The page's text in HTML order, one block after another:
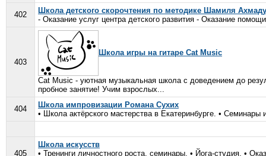
402
Школа детского скорочтения по методике Шамиля
- Оказание услуг центра детского развития - Оказание
403
Школа игры на гитаре Cat Music
Cat Music - уютная музыкальная школа с доведением до
пробное занятие! Учим взрослых...
404
Школа импровизации Романа Сухих
• Школа актёрского мастерства в Екатеринбурге. • Семинары
405
Школа искусств
• Тренинги личностного роста, семинары, • Йога-студия, •